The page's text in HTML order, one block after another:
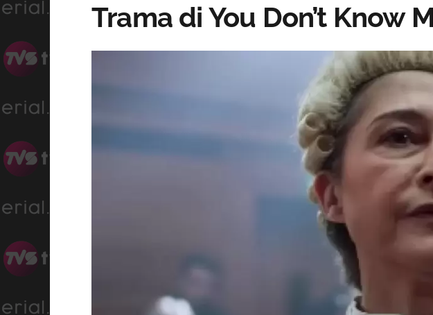
Trama di You Don’t Know